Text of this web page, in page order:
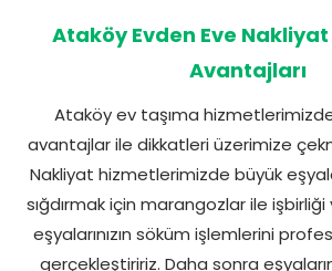
Ataköy Evden Eve
Avantajları
Ataköy ev taşıma hizmetlerimizde
avantajlar ile dikkatleri üzerimize
Nakliyat hizmetlerimizde büyük
sığdırmak için marangozlar ile işbirliği
eşyalarınızın söküm işlemlerini
gerçekleştiririz. Daha sonra